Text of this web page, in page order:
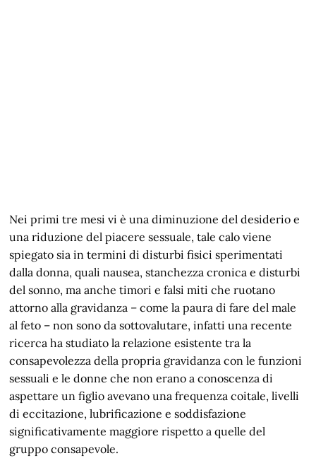
Nei primi tre mesi vi è una diminuzione del desiderio e
una riduzione del piacere sessuale, tale calo viene
spiegato sia in termini di disturbi fisici sperimentati
dalla donna, quali nausea, stanchezza cronica e disturbi
del sonno, ma anche timori e falsi miti che ruotano
attorno alla gravidanza – come la paura di fare del male
al feto – non sono da sottovalutare, infatti una recente
ricerca ha studiato la relazione esistente tra la
consapevolezza della propria gravidanza con le funzioni
sessuali e le donne che non erano a conoscenza di
aspettare un figlio avevano una frequenza coitale, livelli
di eccitazione, lubrificazione e soddisfazione
significativamente maggiore rispetto a quelle del
gruppo consapevole.